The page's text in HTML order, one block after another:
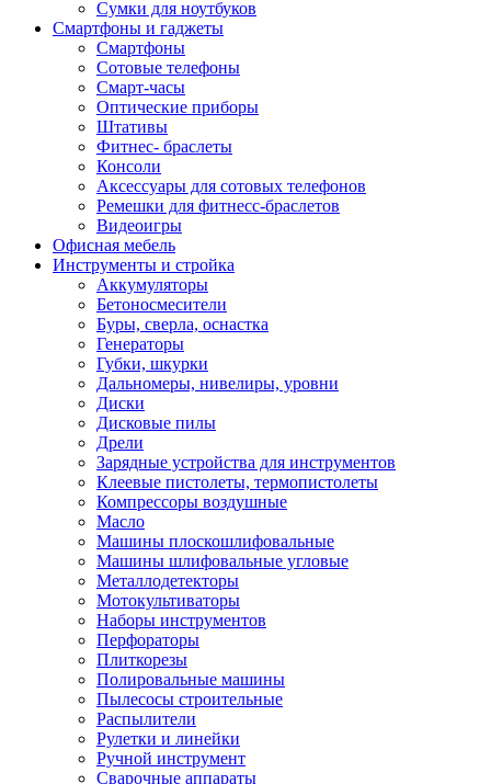
Сумки для ноутбуков
Смартфоны и гаджеты
Смартфоны
Сотовые телефоны
Смарт-часы
Оптические приборы
Штативы
Фитнес- браслеты
Консоли
Аксессуары для сотовых телефонов
Ремешки для фитнесс-браслетов
Видеоигры
Офисная мебель
Инструменты и стройка
Аккумуляторы
Бетоносмесители
Буры, сверла, оснастка
Генераторы
Губки, шкурки
Дальномеры, нивелиры, уровни
Диски
Дисковые пилы
Дрели
Зарядные устройства для инструментов
Клеевые пистолеты, термопистолеты
Компрессоры воздушные
Масло
Машины плоскошлифовальные
Машины шлифовальные угловые
Металлодетекторы
Мотокультиваторы
Наборы инструментов
Перфораторы
Плиткорезы
Полировальные машины
Пылесосы строительные
Распылители
Рулетки и линейки
Ручной инструмент
Сварочные аппараты